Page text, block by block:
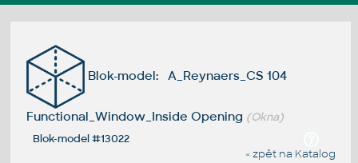
Blok-model: A_Reynaers_CS 104
Functional_Window_Inside Opening (Okna)
Blok-model #13022
« zpět na Katalog